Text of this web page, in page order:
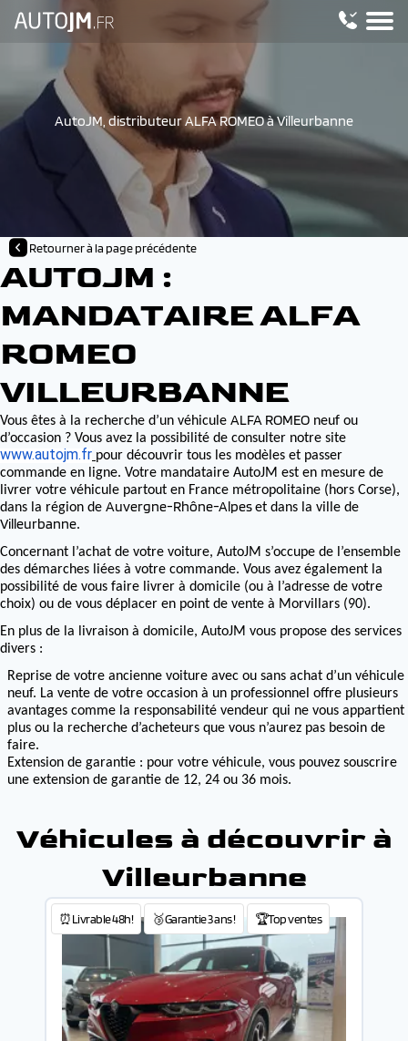
AutoJM, distributeur ALFA ROMEO à Villeurbanne
Retourner à la page précédente
AUTOJM :
MANDATAIRE ALFA
ROMEO
VILLEURBANNE
Vous êtes à la recherche d’un véhicule ALFA ROMEO neuf ou
d’occasion ? Vous avez la possibilité de consulter notre site
www.autojm.fr pour découvrir tous les modèles et passer
commande en ligne. Votre mandataire AutoJM est en mesure de
livrer votre véhicule partout en France métropolitaine (hors Corse),
dans la région de Auvergne-Rhône-Alpeset dans la ville de
Villeurbanne.
Concernant l’achat de votre voiture, AutoJM s’occupe de l’ensemble
des démarches liées à votre commande. Vous avez également la
possibilité de vous faire livrer à domicile (ou à l’adresse de votre
choix) ou de vous déplacer en point de vente à Morvillars (90).
En plus de la livraison à domicile, AutoJM vous propose des services
divers :
Reprise de votre ancienne voiture avec ou sans achat d’un véhicule
neuf. La vente de votre occasion à un professionnel offre plusieurs
avantages comme la responsabilité vendeur qui ne vous appartient
plus ou la recherche d’acheteurs que vous n’aurez pas besoin de
faire.
Extension de garantie : pour votre véhicule, vous pouvez souscrire
une extension de garantie de 12, 24 ou 36 mois.
Véhicules à découvrir à
Villeurbanne
⏰Livrable 48h! 🥉Garantie 3 ans ! 🏆Top ventes